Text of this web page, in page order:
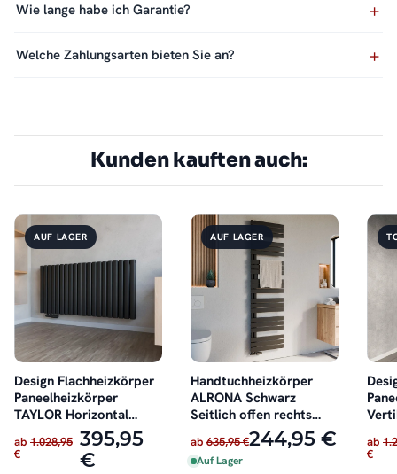
Wie lange habe ich Garantie?
Welche Zahlungsarten bieten Sie an?
Kunden kauften auch:
AUF LAGER
Design Flachheizkörper
Paneelheizkörper
TAYLOR Horizontal
ab 1.028,95
€
395,95
€
AUF LAGER
Handtuchheizkörper
ALRONA Schwarz
Seitlich offen rechts
oder links
ab 635,95 €244,95 €
Auf Lager
ab
€